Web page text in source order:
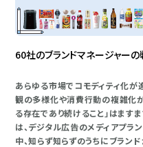
60社のブランドマネージャー
あらゆる市場でコモディティ化が
観の多様化や消費行動の複雑化が
る存在であり続けること」はます
は、デジタル広告のメディアプラ
中、知らず知らずのうちにブラン